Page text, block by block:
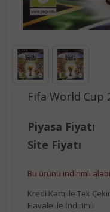
Fifa World Cup
Piyasa Fiyatı
Site Fiyatı
Bu ürünü indirimli
Kredi Kartı ile Tek
Havale ile İndirimli